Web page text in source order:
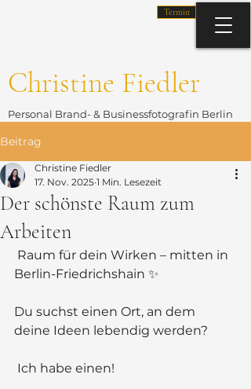
Termin
Christine Fiedler
Personal Brand- & Businessfotografin Berlin
Beitrag
Der schönste Raum zum
Arbeiten
Christine Fiedler
17. Nov. 2025 1 Min. Lesezeit
Raum für dein Wirken – mitten in
Berlin-Friedrichshain ✨
Du suchst einen Ort, an dem
deine Ideen lebendig werden?
Ich habe einen!